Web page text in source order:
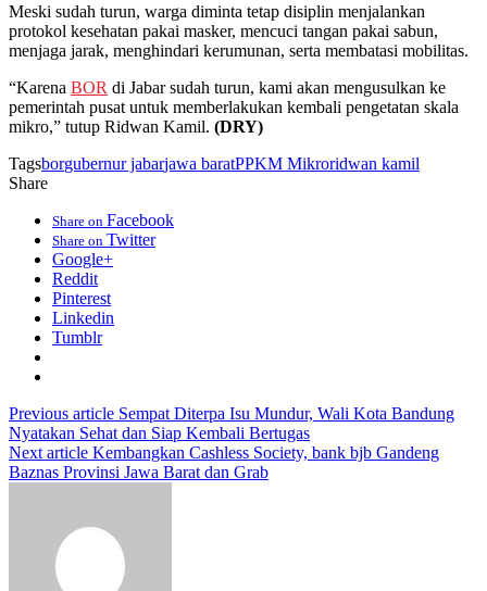
Meski sudah turun, warga diminta tetap disiplin menjalankan
protokol kesehatan pakai masker, mencuci tangan pakai sabun,
menjaga jarak, menghindari kerumunan, serta membatasi mobilitas.
“Karena BOR di Jabar sudah turun, kami akan mengusulkan ke
pemerintah pusat untuk memberlakukan kembali pengetatan skala
mikro,” tutup Ridwan Kamil. (DRY)
Tagsborgubernur jabarjawa baratPPKM Mikroridwan kamil
Share
Share on Facebook
Share on Twitter
Google+
Reddit
Pinterest
Linkedin
Tumblr
Previous article Sempat Diterpa Isu Mundur, Wali Kota Bandung
Nyatakan Sehat dan Siap Kembali Bertugas
Next article Kembangkan Cashless Society, bank bjb Gandeng
Baznas Provinsi Jawa Barat dan Grab